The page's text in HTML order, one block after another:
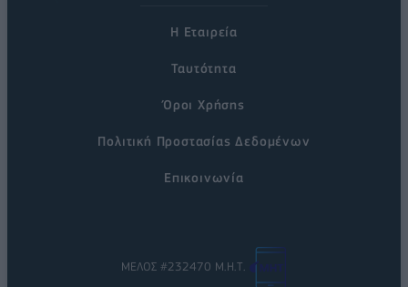
Η Εταιρεία
Ταυτότητα
Όροι Χρήσης
Πολιτική Προστασίας Δεδομένων
Επικοινωνία
ΜΕΛΟΣ #232470 Μ.Η.Τ.